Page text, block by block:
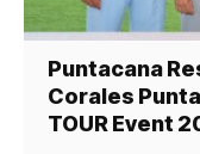
Puntacana
Corales
TOUR Event